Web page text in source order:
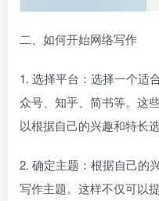
二、如何开始网络写作
1. 选择平台：选择一个适
众号、知乎、简书等。这
以根据自己的兴趣和特长
2. 确定主题：根据自己的
写作主题。这样不仅可以